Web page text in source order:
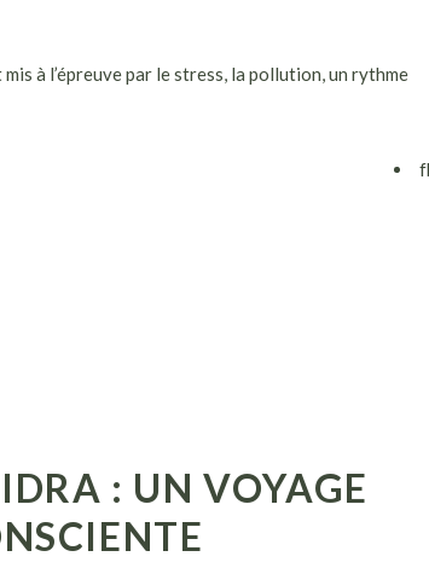
à l’épreuve par le stress, la pollution, un rythme
: UN VOYAGE